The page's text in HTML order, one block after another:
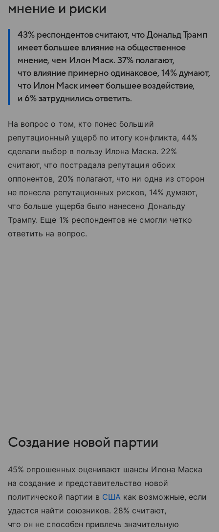
мнение и риски
43% респондентов считают, что Дональд Трамп
имеет большее влияние на общественное
мнение, чем Илон Маск. 37% полагают,
что влияние примерно одинаковое, 14% думают,
что Илон Маск имеет большее воздействие,
и 6% затруднились ответить.
На вопрос о том, кто понес больший
репутационный ущерб по итогу конфликта, 44%
сделали выбор в пользу Илона Маска. 22%
считают, что пострадала репутация обоих
оппонентов, 20% полагают, что ни одна из сторон
не понесла репутационных рисков, 14% думают,
что больше ущерба было нанесено Дональду
Трампу. Еще 1% респондентов не смогли четко
ответить на вопрос.
Создание новой партии
45% опрошенных оценивают шансы Илона Маска
на создание и представительство новой
политической партии в США как возможные, если
удастся найти союзников. 28% считают,
что он не способен привлечь значительную